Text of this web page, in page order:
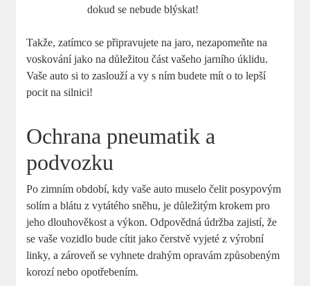
dokud se nebude blýskat!
Takže, zatímco se připravujete na jaro, nezapomeňte na
voskování jako na důležitou část vašeho jarního úklidu.
Vaše auto si to zaslouží a vy s ním budete mít o to lepší
pocit na silnici!
Ochrana pneumatik a
podvozku
Po zimním období, kdy vaše auto muselo čelit posypovým
solím a blátu z vytátého sněhu, je důležitým krokem pro
jeho dlouhověkost a výkon. Odpovědná údržba zajistí, že
se vaše vozidlo bude cítit jako čerstvě vyjeté z výrobní
linky, a zároveň se vyhnete drahým opravám způsobeným
korozí nebo opotřebením.